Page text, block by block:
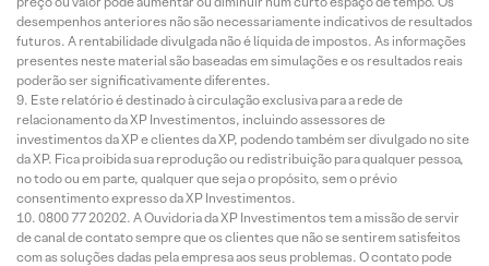
desempenhos anteriores não são necessariamente indicativos de resultados
futuros. A rentabilidade divulgada não é líquida de impostos. As informações
presentes neste material são baseadas em simulações e os resultados reais
poderão ser significativamente diferentes.
Este relatório é destinado à circulação exclusiva para a rede de
relacionamento da XP Investimentos, incluindo assessores de
investimentos da XP e clientes da XP, podendo também ser divulgado no site
da XP. Fica proibida sua reprodução ou redistribuição para qualquer pessoa,
no todo ou em parte, qualquer que seja o propósito, sem o prévio
consentimento expresso da XP Investimentos.
0800 77 20202. A Ouvidoria da XP Investimentos tem a missão de servir
de canal de contato sempre que os clientes que não se sentirem satisfeitos
com as soluções dadas pela empresa aos seus problemas. O contato pode